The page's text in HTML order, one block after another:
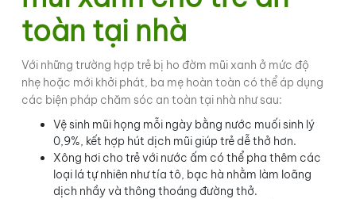
toàn tại nhà
Với những trường hợp trẻ bị ho đờm mũi xanh ở mức độ
nhẹ hoặc mới khởi phát, ba mẹ hoàn toàn có thể áp dụng
các biện pháp chăm sóc an toàn tại nhà như sau:
Vệ sinh mũi họng mỗi ngày bằng nước muối sinh lý
0,9%, kết hợp hút dịch mũi giúp trẻ dễ thở hơn.
Xông hơi cho trẻ với nước ấm có thể pha thêm các
loại lá tự nhiên như tía tô, bạc hà nhằm làm loãng
dịch nhầy và thông thoáng đường thở.